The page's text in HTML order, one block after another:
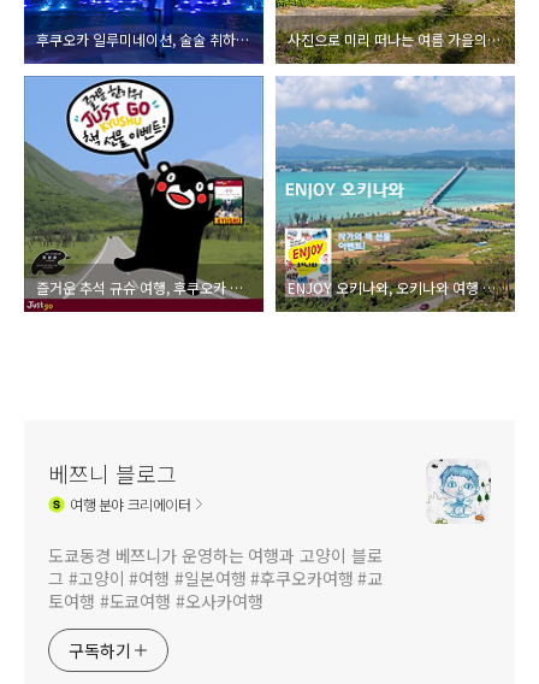
후쿠오카 일루미네이션, 술술 취하는 도시 후쿠오카 with 안시내 사진으로 미리 떠나는 여름 가을의 규슈 여행 (후쿠오카, 유휴인, 우레시노, 나가사키, 벳푸, 구마모토) 그리고 온천 료칸
즐거운 추석 규슈 여행, 후쿠오카 여행, 유후인 여행, JUST GO 규슈 가이드 북 이벤트! ENJOY 오키나와, 오키나와 여행 작가의 선물, 추석 여행 이벤트
베쯔니 블로그
여행분야 크리에이터
도쿄동경 베쯔니가 운영하는 여행과 고양이 블로
그 #고양이 #여행 #일본여행 #후쿠오카여행 #교
토여행 #도쿄여행 #오사카여행
구독하기